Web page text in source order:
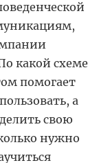
какой схеме
помогает
а
свою
нужно